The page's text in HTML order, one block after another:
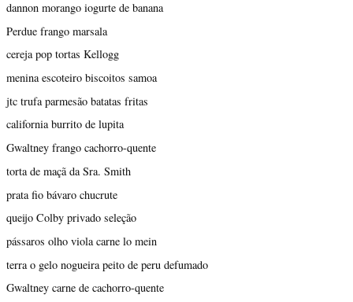
dannon morango iogurte de banana
Perdue frango marsala
cereja pop tortas Kellogg
menina escoteiro biscoitos samoa
jtc trufa parmesão batatas fritas
california burrito de lupita
Gwaltney frango cachorro-quente
torta de maçã da Sra. Smith
prata fio bávaro chucrute
queijo Colby privado seleção
pássaros olho viola carne lo mein
terra o gelo nogueira peito de peru defumado
Gwaltney carne de cachorro-quente